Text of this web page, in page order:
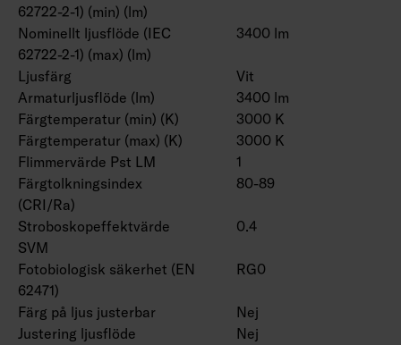
62722-2-1) (min) (lm)
Nominellt ljusflöde (IEC
62722-2-1) (max) (lm)
3400 lm
Ljusfärg
Vit
Armaturljusflöde (lm)
3400 lm
Färgtemperatur (min) (K)
3000 K
Färgtemperatur (max) (K)
3000 K
Flimmervärde Pst LM
1
Färgtolkningsindex
(CRI/Ra)
80-89
Stroboskopeffektvärde
SVM
0.4
Fotobiologisk säkerhet (EN
62471)
RG0
Färg på ljus justerbar
Nej
Justering ljusflöde
Nej